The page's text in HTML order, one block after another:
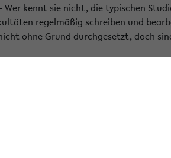
kennt sie nicht, die typischen
regelmäßig schreiben und
ohne Grund durchgesetzt, doch